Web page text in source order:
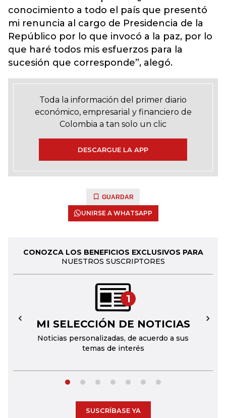
conocimiento a todo el país que presentó
mi renuncia al cargo de Presidencia de la
Repúblico por lo que invocó a la paz, por lo
que haré todos mis esfuerzos para la
sucesión que corresponde”, alegó.
Toda la información del primer diario
económico, empresarial y financiero de
Colombia a tan solo un clic
DESCARGUE LA APP
GUARDAR
UNIRSE A WHATSAPP
CONOZCA LOS BENEFICIOS EXCLUSIVOS PARA
NUESTROS SUSCRIPTORES
1
MI SELECCIÓN DE NOTICIAS
Noticias personalizadas, de acuerdo a sus
temas de interés
← →
SUSCRÍBASE YA